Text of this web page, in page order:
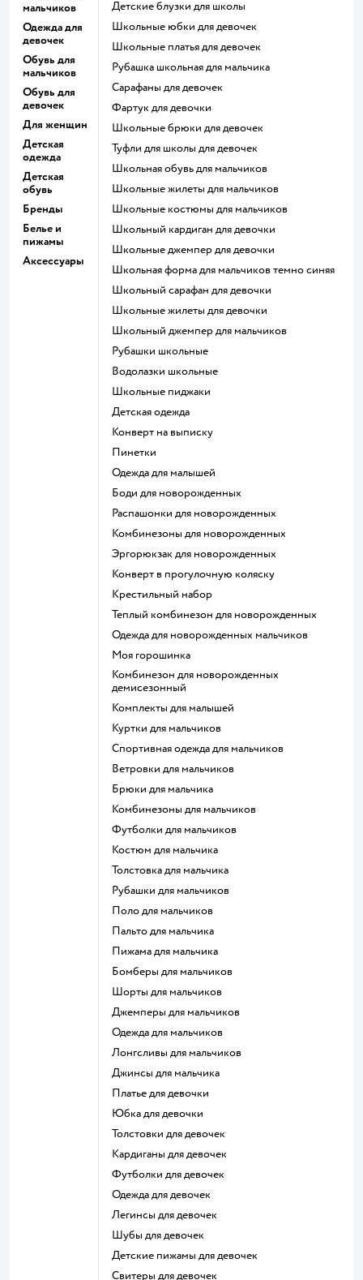
мальчиков
Одежда для
девочек
Обувь для
мальчиков
Обувь для
девочек
Для женщин
Детская
одежда
Детская
обувь
Бренды
Белье и
пижамы
Аксессуары
Детские блузки для школы
Школьные юбки для девочек
Школьные платья для девочек
Рубашка школьная для мальчика
Сарафаны для девочек
Фартук для девочки
Школьные брюки для девочек
Туфли для школы для девочек
Школьная обувь для мальчиков
Школьные жилеты для мальчиков
Школьные костюмы для мальчиков
Школьный кардиган для девочки
Школьные джемпер для девочки
Школьная форма для мальчиков темно синяя
Школьный сарафан для девочки
Школьные жилеты для девочки
Школьный джемпер для мальчиков
Рубашки школьные
Водолазки школьные
Школьные пиджаки
Детская одежда
Конверт на выписку
Пинетки
Одежда для малышей
Боди для новорожденных
Распашонки для новорожденных
Комбинезоны для новорожденных
Эргорюкзак для новорожденных
Конверт в прогулочную коляску
Крестильный набор
Теплый комбинезон для новорожденных
Одежда для новорожденных мальчиков
Моя горошинка
Комбинезон для новорожденных
демисезонный
Комплекты для малышей
Куртки для мальчиков
Спортивная одежда для мальчиков
Ветровки для мальчиков
Брюки для мальчика
Комбинезоны для мальчиков
Футболки для мальчиков
Костюм для мальчика
Толстовка для мальчика
Рубашки для мальчиков
Поло для мальчиков
Пальто для мальчика
Пижама для мальчика
Бомберы для мальчиков
Шорты для мальчиков
Джемперы для мальчиков
Одежда для мальчиков
Лонгсливы для мальчиков
Джинсы для мальчика
Платье для девочки
Юбка для девочки
Толстовки для девочек
Кардиганы для девочек
Футболки для девочек
Одежда для девочек
Легинсы для девочек
Шубы для девочек
Детские пижамы для девочек
Свитеры для девочек